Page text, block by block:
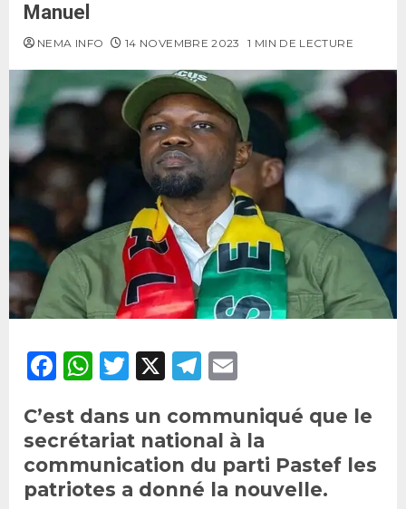
Manuel
NEMA INFO 14 NOVEMBRE 2023 1 MIN DE LECTURE
Facebook
WhatsApp
Twitter
X Telegram
C’est dans un communiqué que le
secrétariat national à la
communication du parti Pastef les
patriotes a donné la nouvelle.